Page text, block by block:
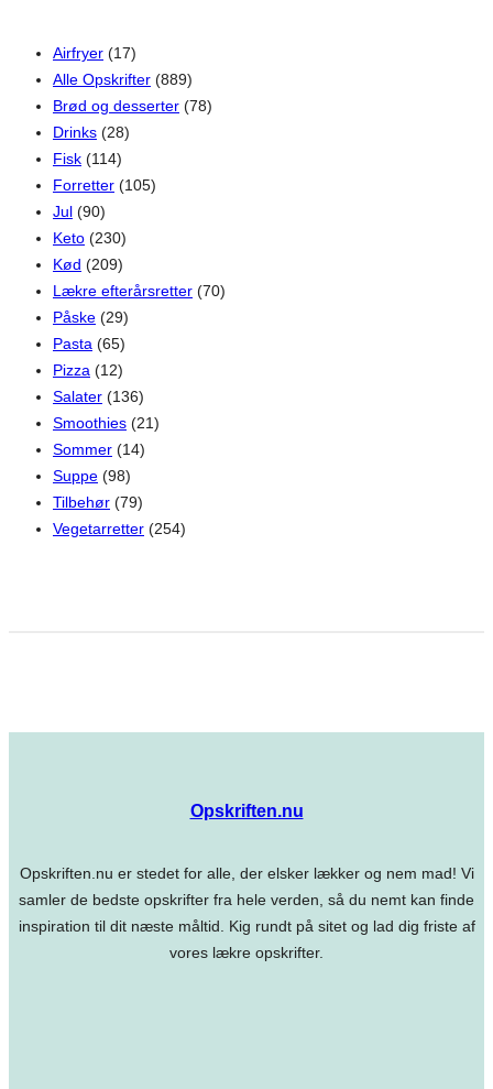
Airfryer (17)
Alle Opskrifter (889)
Brød og desserter (78)
Drinks (28)
Fisk (114)
Forretter (105)
Jul (90)
Keto (230)
Kød (209)
Lækre efterårsretter (70)
Påske (29)
Pasta (65)
Pizza (12)
Salater (136)
Smoothies (21)
Sommer (14)
Suppe (98)
Tilbehør (79)
Vegetarretter (254)
Opskriften.nu
Opskriften.nu er stedet for alle, der elsker lækker og nem mad! Vi
samler de bedste opskrifter fra hele verden, så du nemt kan finde
inspiration til dit næste måltid. Kig rundt på sitet og lad dig friste af
vores lækre opskrifter.